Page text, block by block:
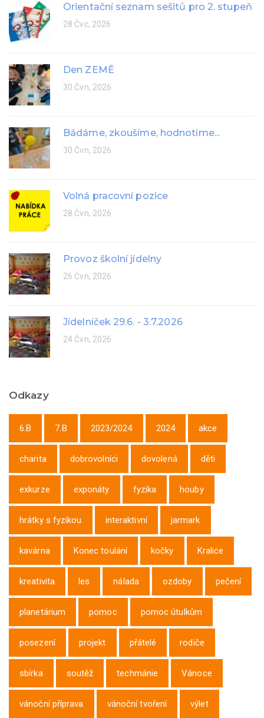
Orientační seznam sešitů pro 2. stupeň
28 Čvc, 2026
Den ZEMĚ
30 Čvn, 2026
Bádáme, zkoušíme, hodnotíme...
30 Čvn, 2026
Volná pracovní pozice
28 Čvn, 2026
Provoz školní jídelny
26 Čvn, 2026
Jídelníček 29.6. - 3.7.2026
24 Čvn, 2026
Odkazy
6.B 7.B 2023/2024 2024 akce
charita dobrovolníci dovolená děti
exkurze exponáty fyzika houby
hrátky s fyzikou interaktivní jarmark
kavárna Konec toulání kočky Kralice
kreativita les nálada ozdoby pečení
planetárium pomoc pomoc útulkům
posezení projekt přátelé rodiče
sbírka soutěž techmánie Vánoce
vánoční příprava vánoční tvoření výlet